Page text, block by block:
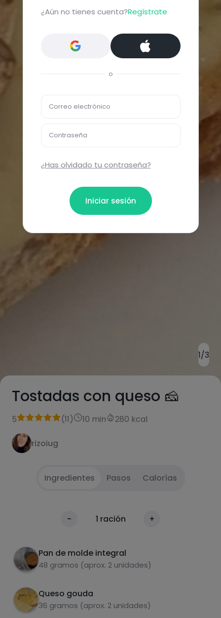
1/3
Tostadas con queso 🧀
5 (11) 10 min 280 kcal
rizoiug
Ingredientes Pasos Calorías
- 1 ración +
Pan de molde integral
48 gramos (aprox. 2 unidades)
Queso gouda
36 gramos (aprox. 2 unidades)
Ponemos la mitad de una loncha de queso en
el pan, un champiñón laminado y 2/3
2 Ponemos la otra loncha de queso por
encima, decoramos con el pimiento
3 En airfyer durante 5 min a 190 grados y listo!
¿Aún no tienes cuenta?Regístrate
o
Correo electrónico
Contraseña
¿Has olvidado tu contraseña?
Iniciar sesión